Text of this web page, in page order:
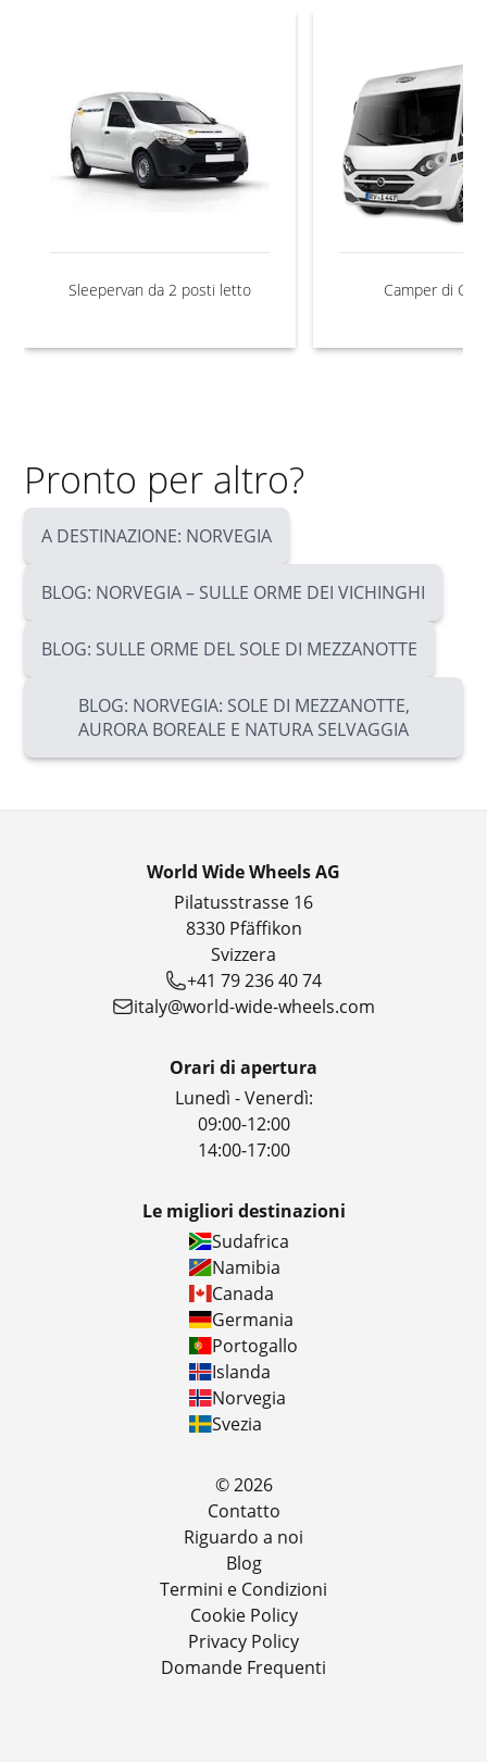
Sleepervan da 2 posti letto Camper di
Pronto per altro?
A DESTINAZIONE: NORVEGIA
BLOG: NORVEGIA – SULLE ORME DEI VICHINGHI
BLOG: SULLE ORME DEL SOLE DI MEZZANOTTE
BLOG: NORVEGIA: SOLE DI MEZZANOTTE,
AURORA BOREALE E NATURA SELVAGGIA
World Wide Wheels AG
Pilatusstrasse 16
8330 Pfäffikon
Svizzera
+41 79 236 40 74
italy@world-wide-wheels.com
Orari di apertura
Lunedì - Venerdì:
09:00-12:00
14:00-17:00
Le migliori destinazioni
Sudafrica
Namibia
Canada
Germania
Portogallo
Islanda
Norvegia
Svezia
© 2026
Contatto
Riguardo a noi
Blog
Termini e Condizioni
Cookie Policy
Privacy Policy
Domande Frequenti